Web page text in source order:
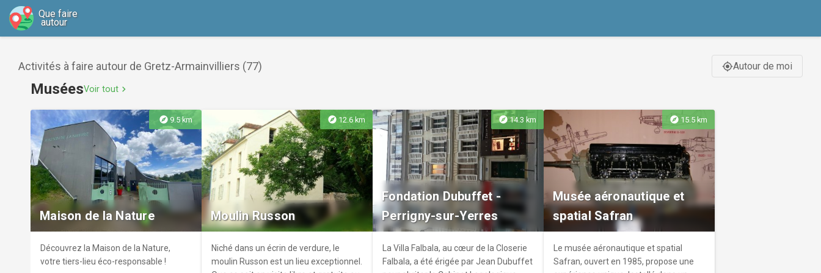
Que faire
autour
Activités à faire autour de Gretz-Armainvilliers (77) gps_fixedAutour de moi
MuséesVoir tout chevron_right
explore 9.5 km
Maison de la Nature
Découvrez la Maison de la Nature,
votre tiers-lieu éco-responsable !
explore 12.6 km
Moulin Russon
Niché dans un écrin de verdure, le
moulin Russon est un lieu exceptionnel.
explore 14.3 km
Fondation Dubuffet -
Perrigny-sur-Yerres
La Villa Falbala, au cœur de la Closerie
Falbala, a été érigée par Jean Dubuffet
explore 15.5 km
Musée aéronautique et
spatial Safran
Le musée aéronautique et spatial
Safran, ouvert en 1985, propose une